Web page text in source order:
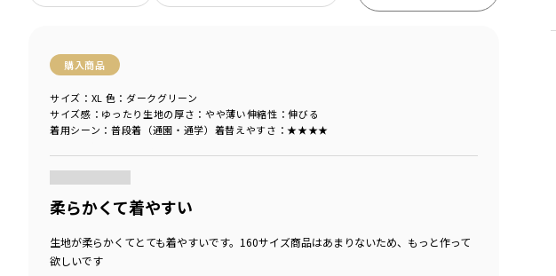
購入商品
サイズ感 ：ゆったり 生地の厚さ ：やや薄い伸縮性 ：伸びる
着用シーン ：普段着（通園・通学） 着替えやすさ ：★★★★
サイズ：XL 色：ダークグリーン
柔らかくて着やすい
生地が柔らかくてとても着やすいです。160サイズ商品はあまりないため、もっと作って
欲しいです